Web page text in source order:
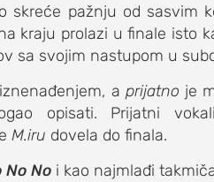
DNEVNI LIST
skreće pažnju od sasvim
kraju prolazi u finale isto
sa svojim nastupom u
a prijatno je
opisati. Prijatni
M.iru dovela do finala.
No No i kao najmlađi